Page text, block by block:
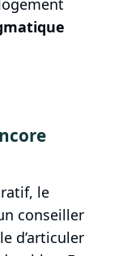
le
conseiller
d’articuler